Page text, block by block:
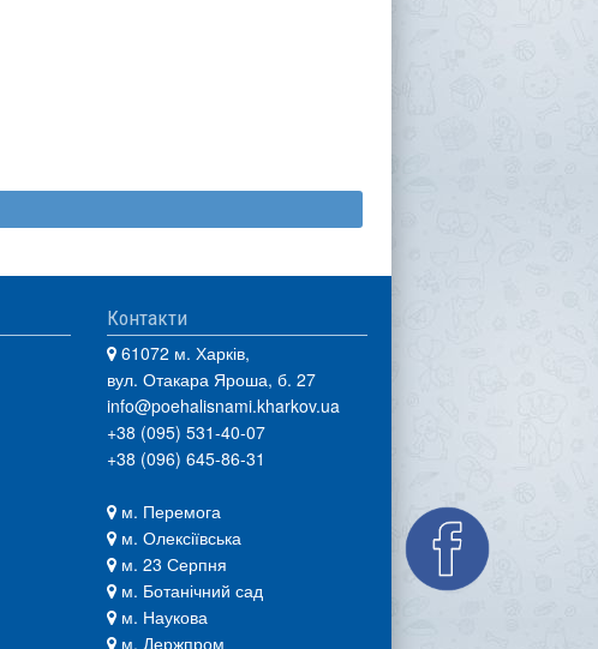
Контакти
61072 м. Харків,
вул. Отакара Яроша, б. 27
info@poehalisnami.kharkov.ua
+38 (095) 531-40-07
+38 (096) 645-86-31
м. Перемога
м. Олексіївська
м. 23 Серпня
м. Ботанічний сад
м. Наукова
м. Держпром